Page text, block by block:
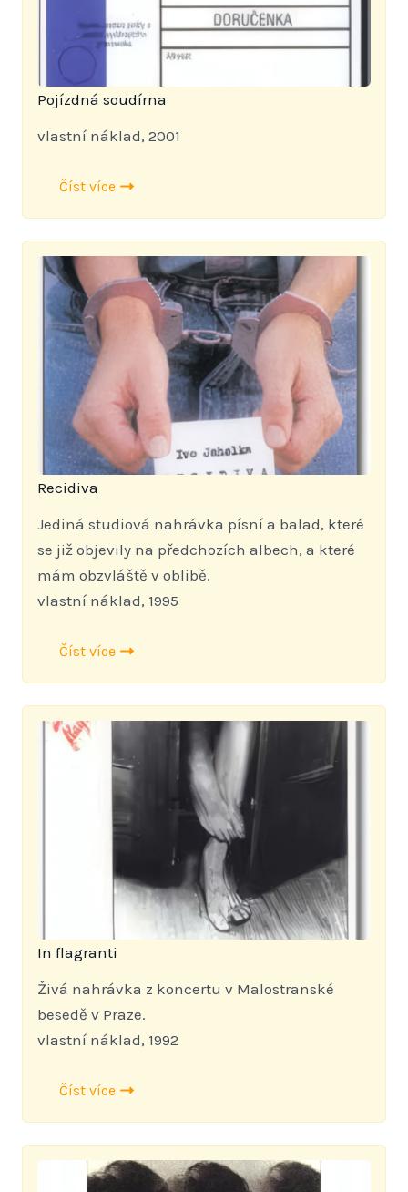
Pojízdná soudírna
vlastní náklad, 2001
Číst více
Recidiva
Jediná studiová nahrávka písní a balad, které
se již objevily na předchozích albech, a které
mám obzvláště v oblibě.
vlastní náklad, 1995
Číst více
In flagranti
Živá nahrávka z koncertu v Malostranské
besedě v Praze.
vlastní náklad, 1992
Číst více